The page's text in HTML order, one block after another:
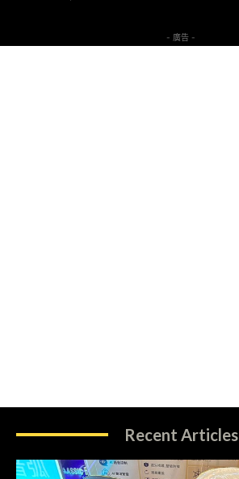
- 廣告 -
Recent Articles